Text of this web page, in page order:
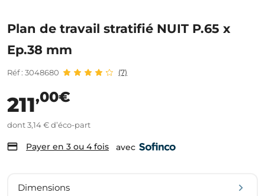
Plan de travail stratifié NUIT P.65 x
Ep.38 mm
Réf : 3048680 (7)
211,00€
dont 3,14 € d’éco-part
Payer en 3 ou 4 fois avec
Dimensions